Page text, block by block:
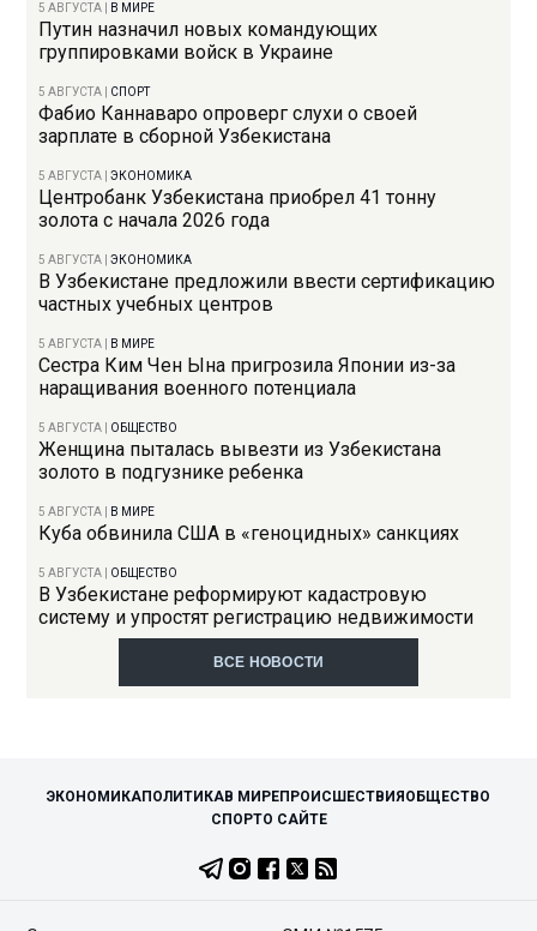
5 АВГУСТА В МИРЕ
Путин назначил новых командующих
группировками войск в Украине
5 АВГУСТА СПОРТ
Фабио Каннаваро опроверг слухи о своей
зарплате в сборной Узбекистана
5 АВГУСТА |ЭКОНОМИКА
Центробанк Узбекистана приобрел 41 тонну
золота с начала 2026 года
5 АВГУСТА |ЭКОНОМИКА
В Узбекистане предложили ввести сертификацию
частных учебных центров
5 АВГУСТА В МИРЕ
Сестра Ким Чен Ына пригрозила Японии из-за
наращивания военного потенциала
5 АВГУСТА ОБЩЕСТВО
Женщина пыталась вывезти из Узбекистана
золото в подгузнике ребенка
5 АВГУСТА В МИРЕ
Куба обвинила США в «геноцидных» санкциях
5 АВГУСТА ОБЩЕСТВО
В Узбекистане реформируют кадастровую
систему и упростят регистрацию недвижимости
ВСЕ НОВОСТИ
ЭКОНОМИКАПОЛИТИКАВ МИРЕПРОИСШЕСТВИЯ ОБЩЕСТВО
СПОРТО САЙТЕ